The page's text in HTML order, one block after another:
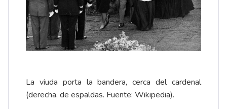
La viuda porta la bandera, cerca del cardenal
(derecha, de espaldas. Fuente: Wikipedia).